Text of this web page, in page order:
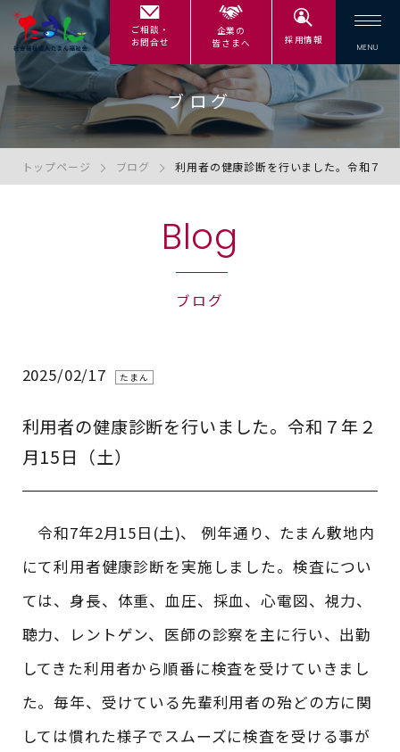
ご相談・
お問合せ
企業の
皆さまへ
採用情報
ブログ
トップページ ブログ 利用者の健康診断を行いました。令和７年
Blog
ブログ
2025/02/17 たまん
利用者の健康診断を行いました。令和７年２
月15日（土）
令和7年2月15日(土)、 例年通り、たまん敷地内
にて利用者健康診断を実施しました。検査につい
ては、身長、体重、血圧、採血、心電図、視力、
聴力、レントゲン、医師の診察を主に行い、出勤
してきた利用者から順番に検査を受けていきまし
た。毎年、受けている先輩利用者の殆どの方に関
しては慣れた様子でスムーズに検査を受ける事が